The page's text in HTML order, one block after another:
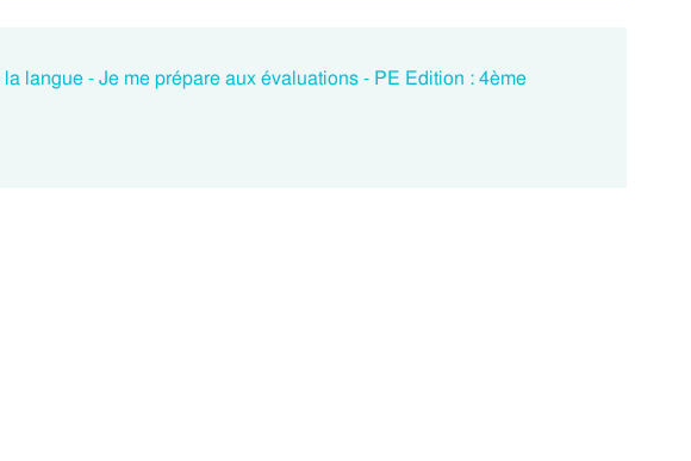
la langue - Je me prépare aux évaluations - PE Edition : 4ème